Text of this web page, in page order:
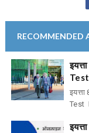
RECOMMENDED
Test
Test